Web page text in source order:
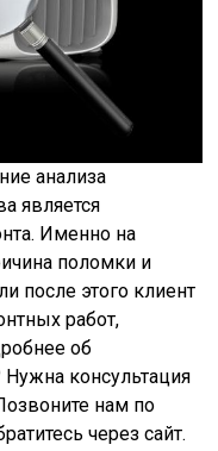
анализа
является
Именно на
поломки и
после этого клиент
работ,
об
Нужна консультация
нам по
через сайт.